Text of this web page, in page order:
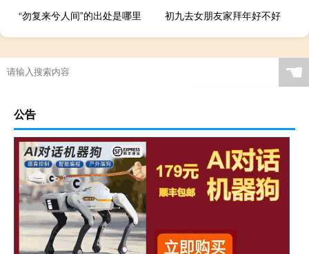
“勿复来兮人间”的出处是哪里
初九去女朋友家拜年好不好
☚
公告